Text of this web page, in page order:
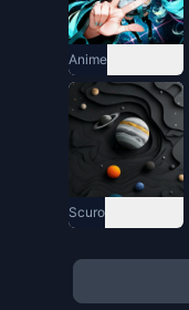
Anime
Scuro